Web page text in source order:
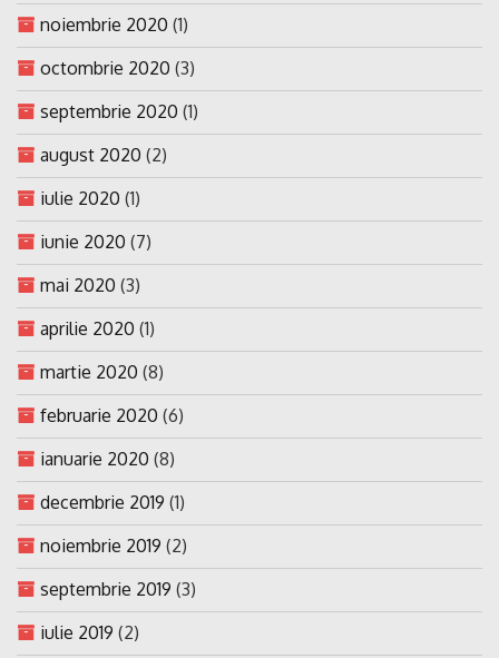
noiembrie 2020 (1)
octombrie 2020 (3)
septembrie 2020 (1)
august 2020 (2)
iulie 2020 (1)
iunie 2020 (7)
mai 2020 (3)
aprilie 2020 (1)
martie 2020 (8)
februarie 2020 (6)
ianuarie 2020 (8)
decembrie 2019 (1)
noiembrie 2019 (2)
septembrie 2019 (3)
iulie 2019 (2)